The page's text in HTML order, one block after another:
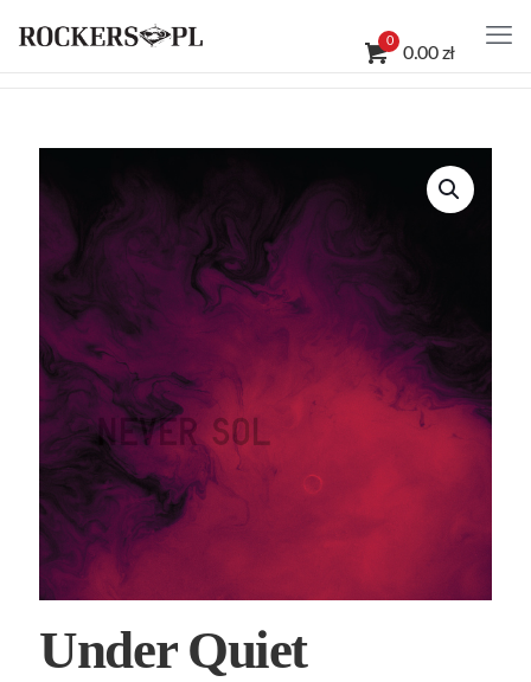
0
0.00 zł
Under Quiet